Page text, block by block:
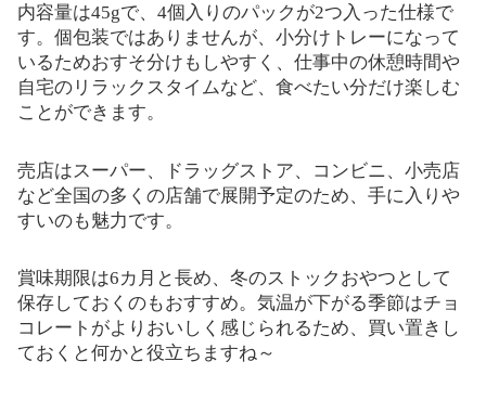
内容量は45gで、4個入りのパックが2つ入った仕様で
す。個包装ではありませんが、小分けトレーになって
いるためおすそ分けもしやすく、仕事中の休憩時間や
自宅のリラックスタイムなど、食べたい分だけ楽しむ
ことができます。
売店はスーパー、ドラッグストア、コンビニ、小売店
など全国の多くの店舗で展開予定のため、手に入りや
すいのも魅力です。
賞味期限は6カ月と長め、冬のストックおやつとして
保存しておくのもおすすめ。気温が下がる季節はチョ
コレートがよりおいしく感じられるため、買い置きし
ておくと何かと役立ちますね～